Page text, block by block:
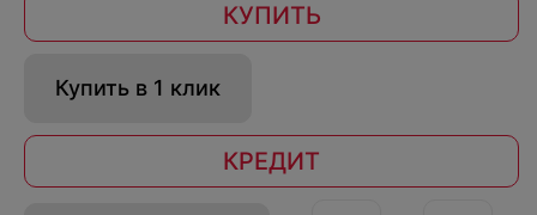
КУПИТЬ
Купить в 1 клик
КРЕДИТ